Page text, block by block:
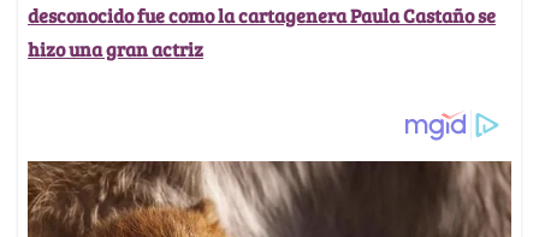
desconocido fue como la cartagenera Paula Castaño se
hizo una gran actriz